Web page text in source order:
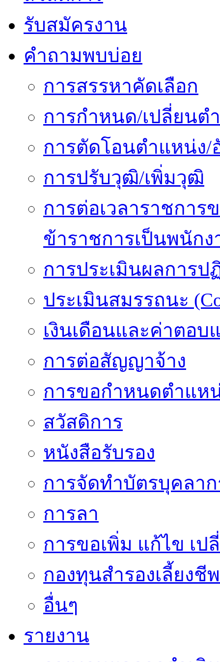
รับสมัครงาน
คำถามพบบ่อย
การสรรหาคัดเลือก
การกำหนด/เปลี่ยนต
การตัดโอนตำแหน่ง/
การปรับวุฒิ/เพิ่มวุฒิ
การต่อเวลาราชการ
ข้าราชการเป็นพนักง
การประเมินผลการป
ประเมินสมรรถนะ
เงินเดือนและค่าตอบ
การต่อสัญญาจ้าง
การขอกำหนดตำแห
สวัสดิการ
หนังสือรับรอง
การจัดทำบัตรบุคลา
การลา
การขอเพิ่ม แก้ไข เ
กองทุนสำรองเลี้ยงชีพ
อื่นๆ
รายงาน